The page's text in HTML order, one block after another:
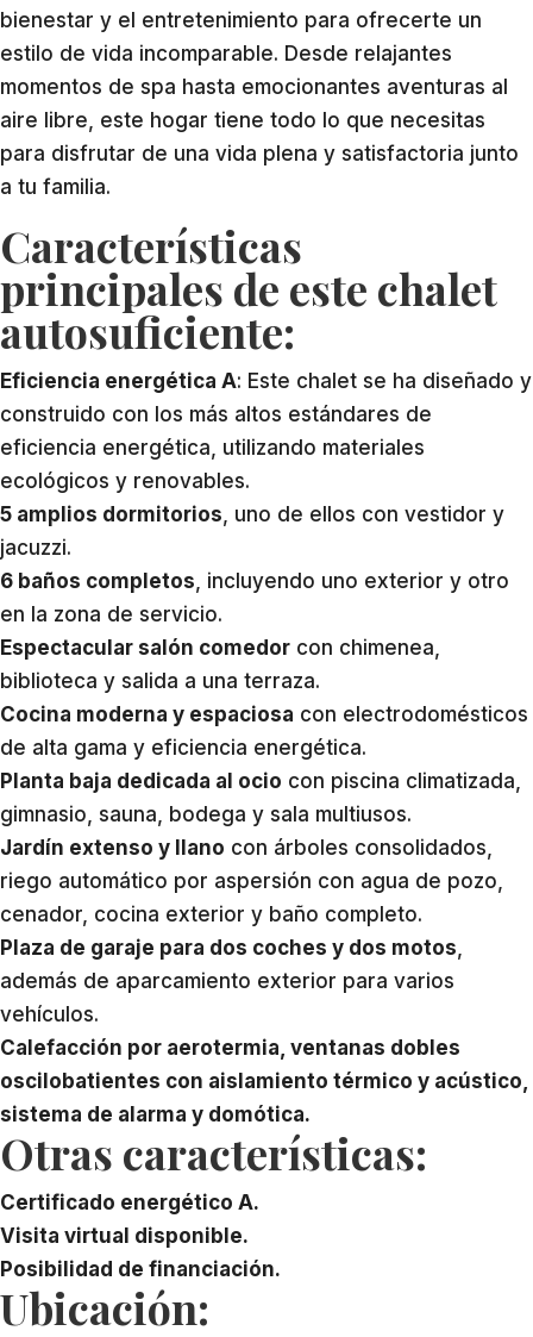
bienestar y el entretenimiento para ofrecerte un
estilo de vida incomparable. Desde relajantes
momentos de spa hasta emocionantes aventuras al
aire libre, este hogar tiene todo lo que necesitas
para disfrutar de una vida plena y satisfactoria junto
a tu familia.
Características
principales de este chalet
autosuficiente:
Eficiencia energética A: Este chalet se ha diseñado y
construido con los más altos estándares de
eficiencia energética, utilizando materiales
ecológicos y renovables.
5 amplios dormitorios , uno de ellos con vestidor y
jacuzzi.
6 baños completos , incluyendo uno exterior y otro
en la zona de servicio.
Espectacular salón comedor con chimenea,
biblioteca y salida a una terraza.
Cocina moderna y espaciosa con electrodomésticos
de alta gama y eficiencia energética.
Planta baja dedicada al ocio con piscina climatizada,
gimnasio, sauna, bodega y sala multiusos.
Jardín extenso y llano con árboles consolidados,
riego automático por aspersión con agua de pozo,
cenador, cocina exterior y baño completo.
Plaza de garaje para dos coches y dos motos
además de aparcamiento exterior para varios
vehículos.
Calefacción por aerotermia, ventanas dobles
oscilobatientes con aislamiento térmico y acústico,
sistema de alarma y domótica.
Otras características:
Certificado energético A.
Visita virtual disponible.
Posibilidad de financiación.
Ubicación: